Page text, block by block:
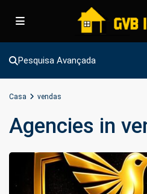
Pesquisa Avançada
Casa vendas
Agencies in